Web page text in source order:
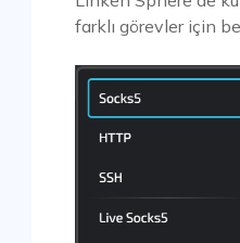
farklı görevler için